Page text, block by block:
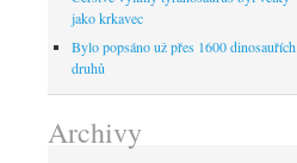
jako krkavec
Bylo popsáno už přes 1600 dinosauřích
druhů
Archivy